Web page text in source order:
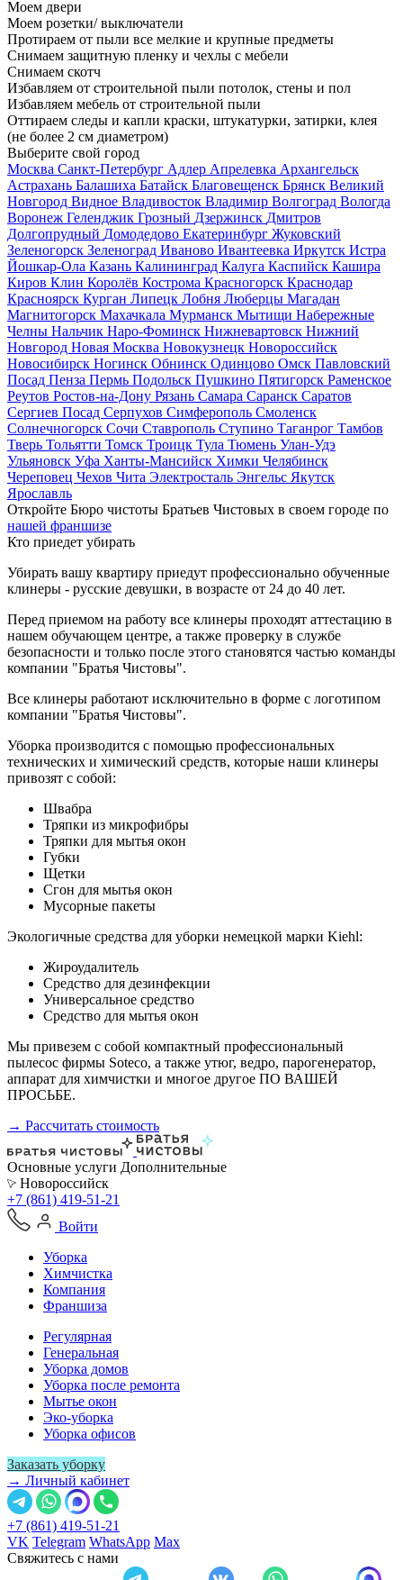
Моем двери
Моем розетки/ выключатели
Протираем от пыли все мелкие и крупные предметы
Снимаем защитную пленку и чехлы с мебели
Снимаем скотч
Избавляем от строительной пыли потолок, стены и пол
Избавляем мебель от строительной пыли
Оттираем следы и капли краски, штукатурки, затирки, клея
(не более 2 см диаметром)
Выберите свой город
Москва Санкт-Петербург Адлер Апрелевка Архангельск
Астрахань Балашиха Батайск Благовещенск Брянск Великий
Новгород Видное Владивосток Владимир Волгоград Вологда
Воронеж Геленджик Грозный Дзержинск Дмитров
Долгопрудный Домодедово Екатеринбург Жуковский
Зеленогорск Зеленоград Иваново Ивантеевка Иркутск Истра
Йошкар-Ола Казань Калининград Калуга Каспийск Кашира
Киров Клин Королёв Кострома Красногорск Краснодар
Красноярск Курган Липецк Лобня Люберцы Магадан
Магнитогорск Махачкала Мурманск Мытищи Набережные
Челны Нальчик Наро-Фоминск Нижневартовск Нижний
Новгород Новая Москва Новокузнецк Новороссийск
Новосибирск Ногинск Обнинск Одинцово Омск Павловский
Посад Пенза Пермь Подольск Пушкино Пятигорск Раменское
Реутов Ростов-на-Дону Рязань Самара Саранск Саратов
Сергиев Посад Серпухов Симферополь Смоленск
Солнечногорск Сочи Ставрополь Ступино Таганрог Тамбов
Тверь Тольятти Томск Троицк Тула Тюмень Улан-Удэ
Ульяновск Уфа Ханты-Мансийск Химки Челябинск
Череповец Чехов Чита Электросталь Энгельс Якутск
Ярославль
Откройте Бюро чистоты Братьев Чистовых в своем городе по
нашей франшизе
Кто приедет убирать
Убирать вашу квартиру приедут профессионально обученные
клинеры - русские девушки, в возрасте от 24 до 40 лет.
Перед приемом на работу все клинеры проходят аттестацию в
нашем обучающем центре, а также проверку в службе
безопасности и только после этого становятся частью команды
компании "Братья Чистовы".
Все клинеры работают исключительно в форме с логотипом
компании "Братья Чистовы".
Уборка производится с помощью профессиональных
технических и химический средств, которые наши клинеры
привозят с собой:
Швабра
Тряпки из микрофибры
Тряпки для мытья окон
Губки
Щетки
Сгон для мытья окон
Мусорные пакеты
Экологичные средства для уборки немецкой марки Kiehl:
Жироудалитель
Средство для дезинфекции
Универсальное средство
Средство для мытья окон
Мы привезем с собой компактный профессиональный
пылесос фирмы Soteco, а также утюг, ведро, парогенератор,
аппарат для химчистки и многое другое ПО ВАШЕЙ
ПРОСЬБЕ.
→ Рассчитать стоимость
Основные услуги Дополнительные
Новороссийск
+7 (861) 419-51-21
Войти
Уборка
Химчистка
Компания
Франшиза
Регулярная
Генеральная
Уборка домов
Уборка после ремонта
Мытье окон
Эко-уборка
Уборка офисов
Заказать уборку
→ Личный кабинет
+7 (861) 419-51-21
VK Telegram WhatsApp Max
Свяжитесь с нами